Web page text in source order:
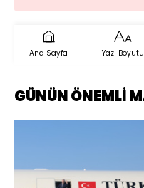
Ana Sayfa Yazı Boyutu
GÜNÜN ÖNEMLİ